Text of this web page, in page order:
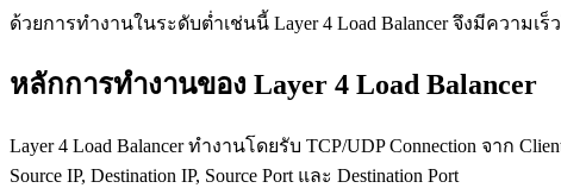
ด้วยการทำงานในระดับต่ำเช่นนี้ Layer 4 Load Balancer จึงมีความ
หลักการทำงานของ Layer 4 Load Balancer
Layer 4 Load Balancer ทำงานโดยรับ TCP/UDP Connection จาก
Source IP, Destination IP, Source Port และ Destination Port